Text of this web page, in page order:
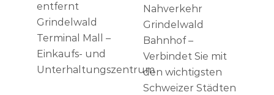
entfernt
Grindelwald
Terminal Mall –
Einkaufs- und
Unterhaltungszentrum
Nahverkehr
Grindelwald
Bahnhof –
Verbindet Sie mit
den wichtigsten
Schweizer Städten